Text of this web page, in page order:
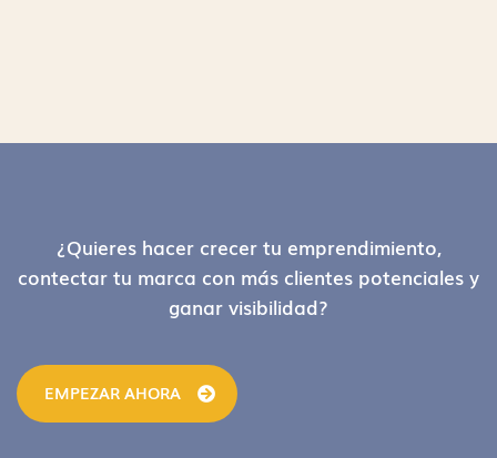
Footer¿Quieres hacer crecer tu emprendimiento,
contectar tu marca con más clientes potenciales y
ganar visibilidad?
EMPEZAR AHORA